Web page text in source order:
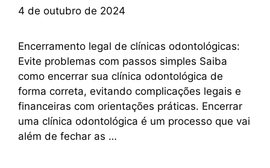
4 de outubro de 2024
Encerramento legal de clínicas odontológicas:
Evite problemas com passos simples Saiba
como encerrar sua clínica odontológica de
forma correta, evitando complicações legais e
financeiras com orientações práticas. Encerrar
uma clínica odontológica é um processo que vai
além de fechar as …